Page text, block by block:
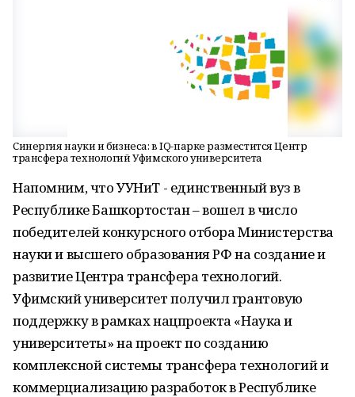
Синергия науки и бизнеса: в IQ-парке разместится Центр
трансфера технологий Уфимского университета
Напомним, что УУНиТ - единственный вуз в
Республике Башкортостан – вошел в число
победителей конкурсного отбора Министерства
науки и высшего образования РФ на создание и
развитие Центра трансфера технологий.
Уфимский университет получил грантовую
поддержку в рамках нацпроекта «Наука и
университеты» на проект по созданию
комплексной системы трансфера технологий и
коммерциализацию разработок в Республике